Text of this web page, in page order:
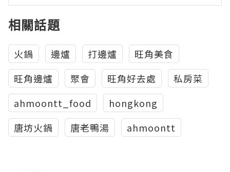
相關話題
火鍋 邊爐 打邊爐
旺角美食
旺角邊爐
聚會 旺角好去處
私房菜
ahmoontt_food
hongkong
唐坊火鍋
唐老鴨湯 ahmoontt